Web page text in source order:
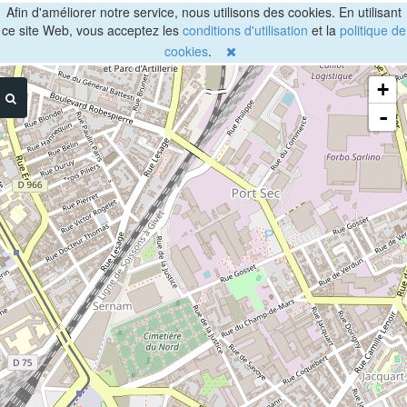
Afin d'améliorer notre service, nous utilisons des cookies. En utilisant
ce site Web, vous acceptez les conditions d'utilisation et la politique de
cookies.
+
-